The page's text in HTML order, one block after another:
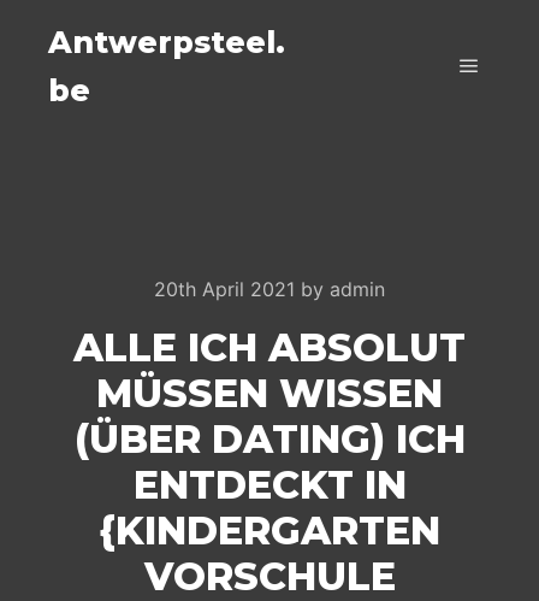
Antwerpsteel.
be
20th April 2021 by admin
ALLE ICH ABSOLUT
MÜSSEN WISSEN
(ÜBER DATING) ICH
ENTDECKT IN
{KINDERGARTEN
VORSCHULE